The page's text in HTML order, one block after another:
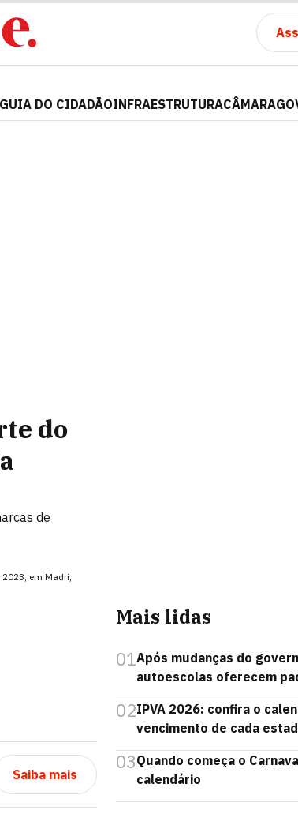
GUIA DO CIDADÃOINFRAESTRUTURACÂMARA
do
de
em Madri,
Saiba mais
Mais lidas
01Após mudanças do
autoescolas oferecem
02IPVA 2026: confira o
vencimento de cada
03Quando começa o
calendário